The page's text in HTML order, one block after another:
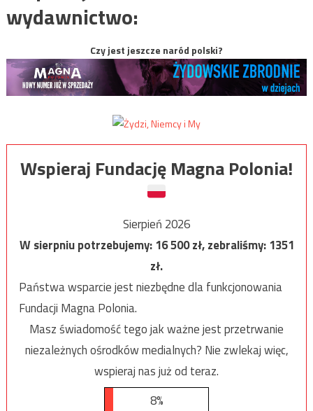
wydawnictwo:
Czy jest jeszcze naród polski?
Wspieraj Fundację Magna Polonia!
Sierpień 2026
W sierpniu potrzebujemy:16 500zł, zebraliśmy:1351
zł.
Państwa wsparcie jest niezbędne dla funkcjonowania
Fundacji Magna Polonia.
Masz świadomość tego jak ważne jest przetrwanie
niezależnych ośrodków medialnych? Nie zwlekaj więc,
wspieraj nas już od teraz.
8%